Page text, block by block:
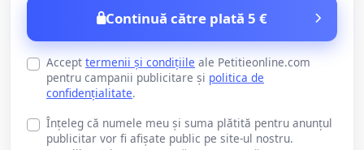
Continuă către plată 5 €
Accept termenii și condițiile ale Petitieonline.com
pentru campanii publicitare și politica de
confidențialitate.
Înțeleg că numele meu și suma plătită pentru anunțul
publicitar vor fi afișate public pe site-ul nostru.